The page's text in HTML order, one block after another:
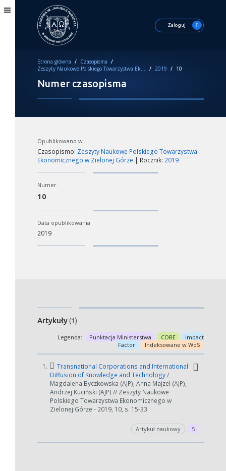
Zaloguj
Strona główna / Czasopisma /
Zeszyty Naukowe Polskiego Towarzystwa Ekonomicznego w Zielonej Górze
/ 2019 / 10
Numer czasopisma
Opublikowano w
Czasopismo: Zeszyty Naukowe Polskiego Towarzystwa
Ekonomicznego w Zielonej Górze | Rocznik: 2019
Numer
10
Data opublikowania
2019
Artykuły(1)
Legenda: Punktacja Ministerstwa CORE
Impact
Factor
Indeksowane w WoS
1.
Transnational Corporations and International
Diffusion of Knowledge and Technology/
Magdalena Byczkowska (AJP), Anna Majzel (AJP),
Andrzej Kuciński (AJP) // Zeszyty Naukowe
Polskiego Towarzystwa Ekonomicznego w
Zielonej Górze - 2019, 10, s. 15-33
Artykuł naukowy 5